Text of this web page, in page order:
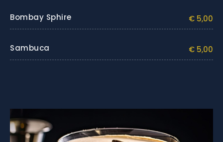
Bombay Sphire € 5,00
Sambuca € 5,00